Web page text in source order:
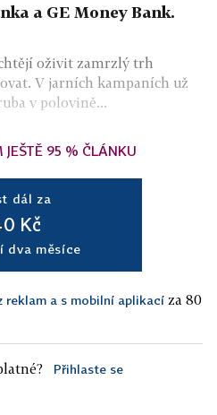
a GE Money Bank.
oživit zamrzlý trh
V jarních kampaních už
v polovině...
95 % ČLÁNKU
dál za
Kč
dva měsíce
reklam a s mobilní aplikací za 80
Přihlaste se